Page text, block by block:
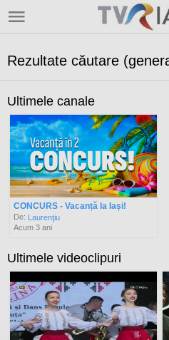
Rezultate căutare
Ultimele canale
CONCURS - Vacanță la Iași!
De: Laurenţiu
Acum 3 ani
Ultimele videoclipuri